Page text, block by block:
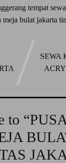
tempat
meja bulat jakarta
SEWA
to